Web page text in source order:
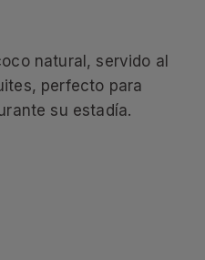
natural, servido al
perfecto para
su estadía.